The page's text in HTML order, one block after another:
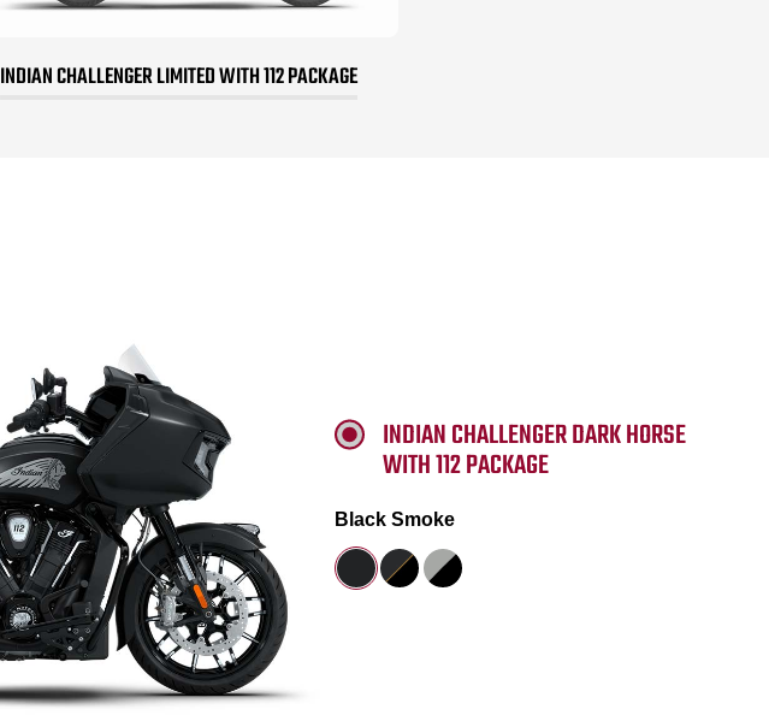
INDIAN CHALLENGER LIMITED WITH 112 PACKAGE
INDIAN CHALLENGER DARK HORSE
WITH 112 PACKAGE
Black Smoke